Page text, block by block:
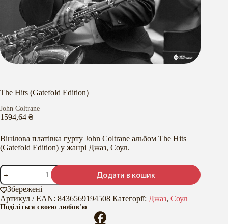
The Hits (Gatefold Edition)
John Coltrane
1594,64 ₴
Вінілова платівка гурту John Coltrane альбом The Hits
(Gatefold Edition) у жанрі Джаз, Соул.
The
Hits
(Gatefold
Edition)
кількість
Додати в кошик
Збережені
Артикул / EAN: 8436569194508 Категорії: Джаз, Соул
Поділіться своєю любов'ю